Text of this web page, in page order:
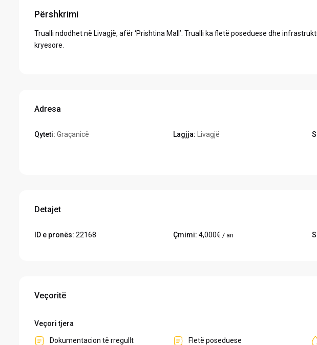
Përshkrimi
Trualli ndodhet në Livagjë, afër ‘Prishtina Mall’. Trualli ka fletë poseduese dhe
kryesore.
Adresa
Qyteti: Graçanicë Lagjja: Livagjë
Detajet
ID e pronës: 22168 Çmimi: 4,000€ / ari
Veçoritë
Veçori tjera
Dokumentacion të rregullt Fletë poseduese